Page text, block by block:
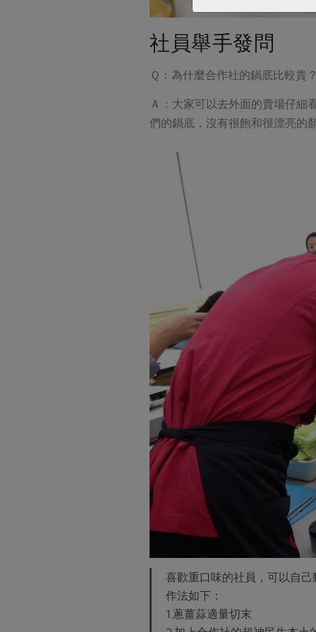
社員舉手發問
Ｑ：為什麼合作社的鍋底比較貴
Ａ：大家可以去外面的賣場仔細
們的鍋底，沒有很飽和很漂亮的
喜歡重口味的社員，可以自
作法如下：
1.蔥薑蒜適量切末